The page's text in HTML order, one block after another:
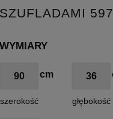
SZUFLADAMI 597
WYMIARY
90
szerokość
36
głębokość